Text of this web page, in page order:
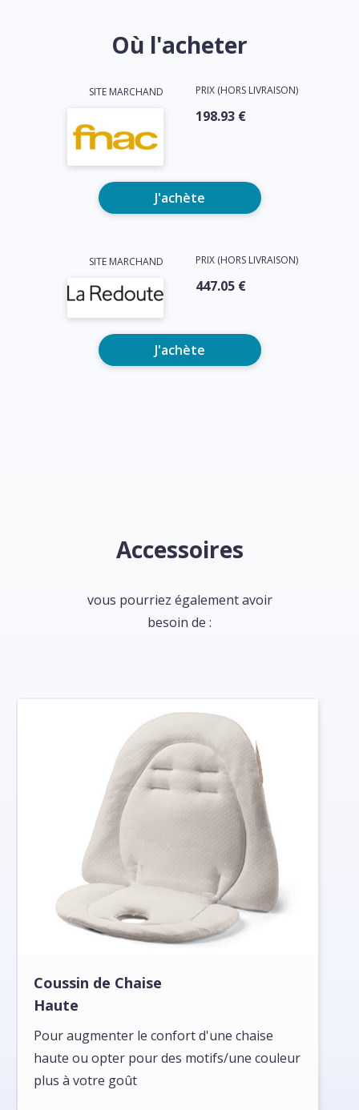
Où l'acheter
SITE MARCHAND PRIX (HORS LIVRAISON)
198.93 €
J'achète
SITE MARCHAND PRIX (HORS LIVRAISON)
447.05 €
J'achète
Accessoires
vous pourriez également avoir
besoin de :
Coussin de Chaise
Haute
Pour augmenter le confort d'une chaise
haute ou opter pour des motifs/une couleur
plus à votre goût